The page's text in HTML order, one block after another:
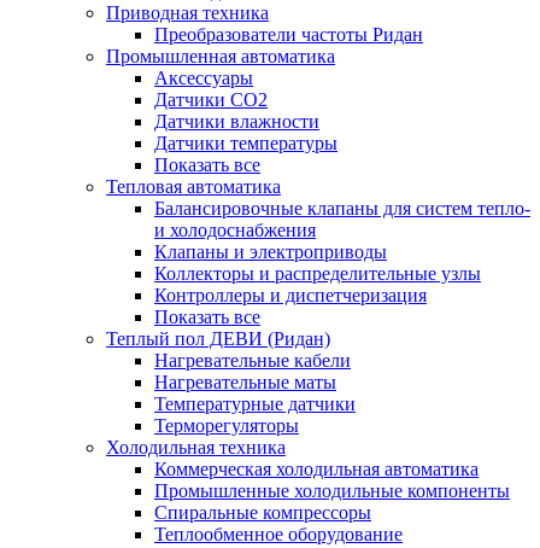
Приводная техника
Преобразователи частоты Ридан
Промышленная автоматика
Аксессуары
Датчики CO2
Датчики влажности
Датчики температуры
Показать все
Тепловая автоматика
Балансировочные клапаны для систем тепло-
и холодоснабжения
Клапаны и электроприводы
Коллекторы и распределительные узлы
Контроллеры и диспетчеризация
Показать все
Теплый пол ДЕВИ (Ридан)
Нагревательные кабели
Нагревательные маты
Температурные датчики
Терморегуляторы
Холодильная техника
Коммерческая холодильная автоматика
Промышленные холодильные компоненты
Спиральные компрессоры
Теплообменное оборудование